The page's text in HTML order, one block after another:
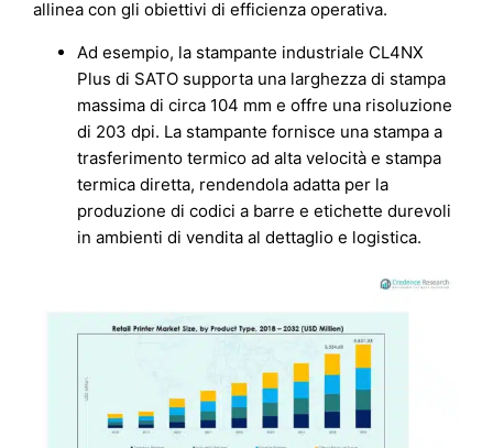
allinea con gli obiettivi di efficienza operativa.
Ad esempio, la stampante industriale CL4NX
Plus di SATO supporta una larghezza di stampa
massima di circa 104 mm e offre una risoluzione
di 203 dpi. La stampante fornisce una stampa a
trasferimento termico ad alta velocità e stampa
termica diretta, rendendola adatta per la
produzione di codici a barre e etichette durevoli
in ambienti di vendita al dettaglio e logistica.